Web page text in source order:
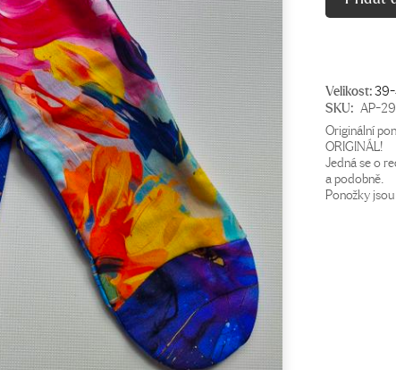
Velikost:
SKU: AP-
Originální
ORIGINÁL!
Jedná se o
a podobně.
Ponožky